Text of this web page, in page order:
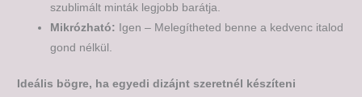
szublimált minták legjobb barátja.
Mikrózható: Igen – Melegítheted benne a kedvenc italod
gond nélkül.
Ideális bögre, ha egyedi dizájnt szeretnél készíteni